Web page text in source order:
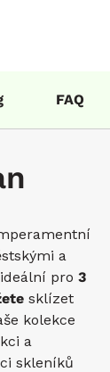
FAQ
a
pro 3
sklízet
kolekce
a
skleníků